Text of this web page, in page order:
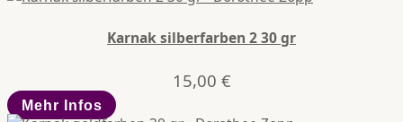
Karnak silberfarben 2 30 gr
15,00 €
Mehr Infos